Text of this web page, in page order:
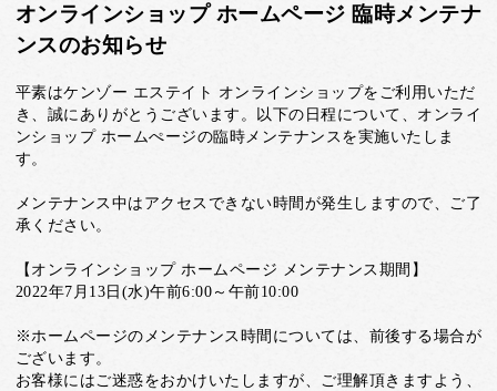
オンラインショップ ホームページ 臨時メンテナ
ンスのお知らせ
平素はケンゾー エステイト オンラインショップをご利用いただ
き、誠にありがとうございます。以下の日程について、オンライ
ンショップ ホームぺージの臨時メンテナンスを実施いたしま
す。
メンテナンス中はアクセスできない時間が発生しますので、ご了
承ください。
【オンラインショップ ホームページ メンテナンス期間】
2022年7月13日(水)午前6:00～午前10:00
※ホームページのメンテナンス時間については、前後する場合が
ございます。
お客様にはご迷惑をおかけいたしますが、ご理解頂きますよう、